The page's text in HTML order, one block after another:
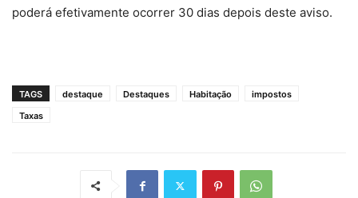
poderá efetivamente ocorrer 30 dias depois deste aviso.
TAGS destaque Destaques Habitação
impostos
Taxas